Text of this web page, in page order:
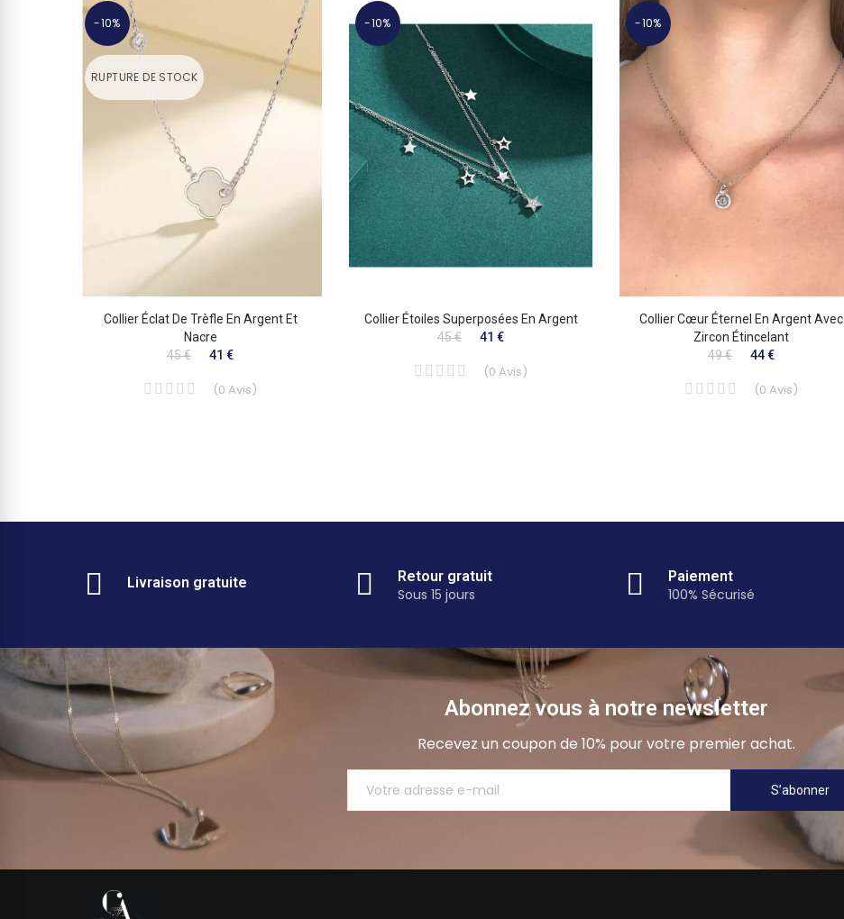
-10%
RUPTURE DE STOCK
Collier Éclat De Trèfle En Argent Et
Nacre
45 €
41 €
(0 Avis)
-10%
Collier Étoiles Superposées En Argent
45 €
41 €
(0 Avis)
-10%
Collier Cœur Éternel En Argent Avec
Zircon Étincelant
49 €
44 €
(0 Avis)
Livraison gratuite Retour gratuit
Sous 15 jours
Paiement
100% Sécurisé
Abonnez vous à notre newsletter
Recevez un coupon de 10% pour votre premier achat.
S’abonner